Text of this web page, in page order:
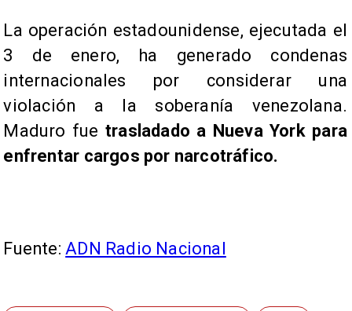
La operación estadounidense, ejecutada el
3 de enero, ha generado condenas
internacionales por considerar una
violación a la soberanía venezolana.
Maduro fue trasladado a Nueva York para
enfrentar cargos por narcotráfico.
Fuente:ADN Radio Nacional